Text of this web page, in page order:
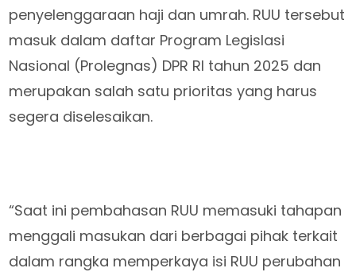
penyelenggaraan haji dan umrah. RUU tersebut
masuk dalam daftar Program Legislasi
Nasional (Prolegnas) DPR RI tahun 2025 dan
merupakan salah satu prioritas yang harus
segera diselesaikan.
“Saat ini pembahasan RUU memasuki tahapan
menggali masukan dari berbagai pihak terkait
dalam rangka memperkaya isi RUU perubahan